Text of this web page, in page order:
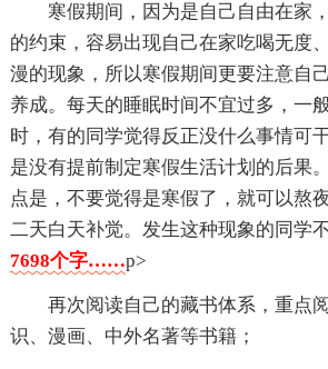
寒假期间，因为是自己自由在家
的约束，容易出现自己在家吃喝无度
漫的现象，所以寒假期间更要注意自
养成。每天的睡眠时间不宜过多，一
时，有的同学觉得反正没什么事情可
是没有提前制定寒假生活计划的后果
点是，不要觉得是寒假了，就可以熬
二天白天补觉。发生这种现象的同学
7698个字……p>
再次阅读自己的藏书体系，重点
识、漫画、中外名著等书籍；